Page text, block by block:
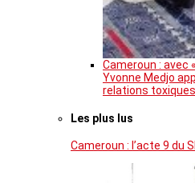
Cameroun : avec
Yvonne Medjo
relations toxiques
Les plus lus
Cameroun : l’acte 9 du